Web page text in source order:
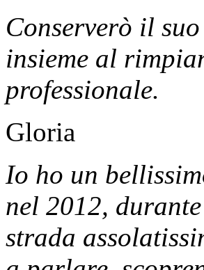
Conserverò il
insieme al
professionale.
Gloria
Io ho un
nel 2012,
strada